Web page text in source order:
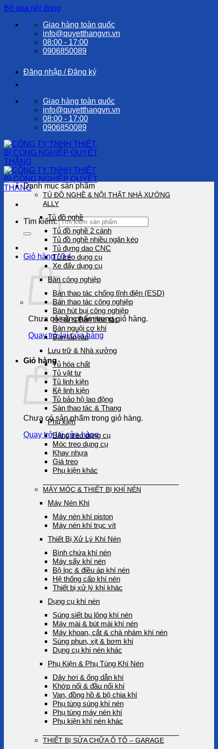
Bỏ qua nội dung
Giao hàng toàn quốc
info@quyetthangvn.vn
08:00 - 17:00
0906850089
Đăng nhập / Đăng ký
Giao hàng toàn quốc
info@quyetthangvn.vn
08:00 - 17:00
0906850089
Tìm kiếm:
Giỏ hàng /0₫
Chưa có sản phẩm trong giỏ hàng.
Quay trở lại cửa hàng
Giỏ hàng
Chưa có sản phẩm trong giỏ hàng.
Quay trở lại cửa hàng
Danh mục sản phẩm
TỦ ĐỒ NGHỀ & NỘI THẤT NHÀ XƯỞNG
ALLY
Tủ đồ nghề
Tủ đồ nghề 2 cánh
Tủ đồ nghề nhiều ngăn kéo
Tủ đựng dao CNC
Tủ treo dụng cụ
Xe đẩy dụng cụ
Bàn công nghiệp
Bàn thao tác chống tĩnh điện (ESD)
Bàn thao tác công nghiệp
Bàn hút bụi công nghiệp
Hệ tủ & Bàn thao tác
Bàn nguội cơ khí
Bàn lắp ráp
Lưu trữ & Nhà xưởng
Tủ hóa chất
Tủ vật tư
Tủ linh kiện
Kệ linh kiện
Tủ bảo hộ lao động
Sàn thao tác & Thang
Phụ kiện
Bảng treo dụng cụ
Móc treo dụng cụ
Khay nhựa
Giá treo
Phụ kiện khác
MÁY MÓC & THIẾT BỊ KHÍ NÉN
Máy Nén Khí
Máy nén khí piston
Máy nén khí trục vít
Thiết Bị Xử Lý Khí Nén
Bình chứa khí nén
Máy sấy khí nén
Bộ lọc & điều áp khí nén
Hệ thống cấp khí nén
Thiết bị xử lý khí khác
Dụng cụ khí nén
Súng siết bu lông khí nén
Máy mài & bút mài khí nén
Máy khoan, cắt & chà nhám khí nén
Súng phun, xịt & bơm khí
Dụng cụ khí nén khác
Phụ Kiện & Phụ Tùng Khí Nén
Dây hơi & ống dẫn khí
Khớp nối & đầu nối khí
Van, đồng hồ & bộ chia khí
Phụ tùng súng khí nén
Phụ tùng máy nén khí
Phụ kiện khí nén khác
THIẾT BỊ SỬA CHỮA Ô TÔ – GARAGE